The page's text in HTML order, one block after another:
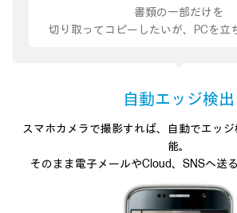
書類の一部だけを
切り取ってコピーしたいが、PCを立
自動エッジ検出
スマホカメラで撮影すれば、
自動でエッ
能。
そのまま電子メールやCloud、SNSへ送